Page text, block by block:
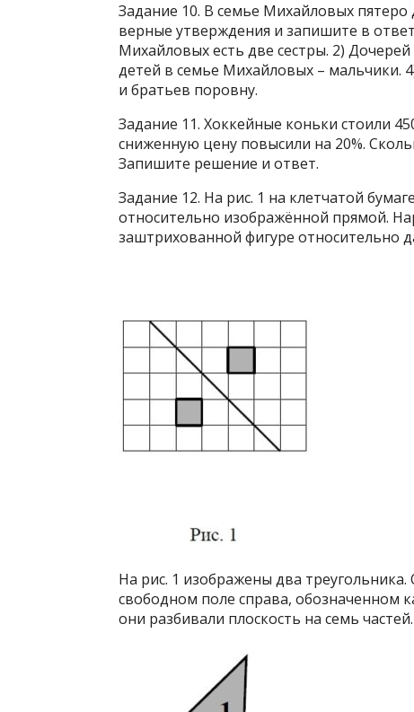
Задание 10. В семье Михайловых
верные утверждения и запишите в
Михайловых есть две сестры. 2)
детей в семье Михайловых – мальчики.
и братьев поровну.
Задание 11. Хоккейные коньки стоили
сниженную цену повысили на 20%.
Запишите решение и ответ.
Задание 12. На рис. 1 на клетчатой
относительно изображённой прямой.
заштрихованной фигуре относительно
На рис. 1 изображены два
свободном поле справа, обозначенном
они разбивали плоскость на семь частей.